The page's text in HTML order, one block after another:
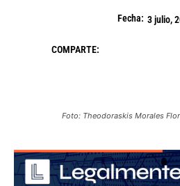
Fecha: 3 julio,
COMPARTE:
Foto: Theodoraskis Morales